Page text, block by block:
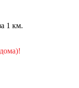
1 км.